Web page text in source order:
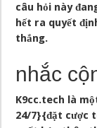
câu hỏi này
hết ra quyết
thắng.
nhắc
K9cc.tech là
24/7}{đặt cược